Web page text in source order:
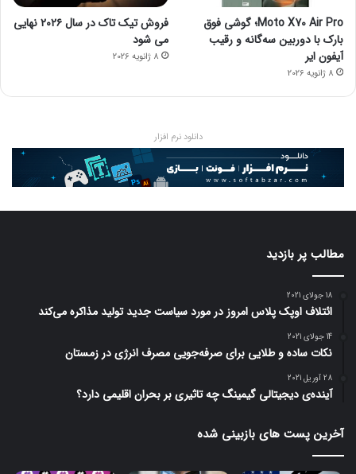
Moto X70 Air Pro؛ گوشی فوق
بارک با دوربین سه‌گانه و رقیب
آیفون ایر
8 ژانویه 2026
فروش تیک تاک در سال ۲۰۲۶ نهایی
می شود
8 ژانویه 2026
دانلود نرم افزار
مطالب پر بازدید
18 جولای 2021
ائتلاف اوپک پلاس امروز در مورد سیاست جدید تولید مذاکره می‌کند
14 جولای 2021
نکات ساده و طلایی برای صرفه‌جویی مصرف انرژی در زمستان
28 آوریل 2021
آینده‌ی دیجیتالی گیمینگ چه تاثیری بر بحران اقلیمی دارد؟
آخرین پست های بازبینی شده